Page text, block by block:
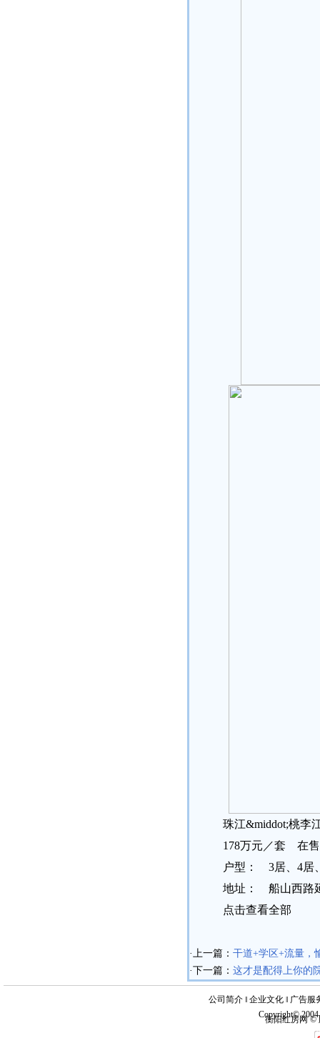
珠江&middot;桃李
178万元／套 在
户型： 3居、4居
地址： 船山西路
点击查看全部
·上一篇： 干道+学区+流量，
·下一篇： 这才是配得上你的
公司简介 ‖ 企业文化 ‖ 广告服
Copyright©
衡阳红房网 ©